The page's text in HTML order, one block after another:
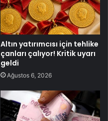
Altın yatırımcısı için tehlike
çanları çalıyor! Kritik uyarı
geldi
Ağustos 6, 2026